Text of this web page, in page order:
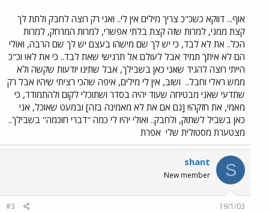
אוף... דווקא כשכ"כ צריך מילים אין לי.. ואני רק רוצה לחבק ולתת לך
קצת ממני, למרות שזה קצת בלתי אפשרי, למרות המרחק, למרות
הכל.. את לא לבד, כי יש לך שם מישהו בעצם יש לך שם הרבה, ואולי
הם לא איתך תמיד אבל לעולם אל תרגישי שאת לבד.. כי את לא! וכ"כ
הייתי רוצה להגיד שאני כאן בשבילך, אבל שתינו יודעות שקשה ולא
ממש ראלי וחבל.. ושוב, אין לי מילים, איפה שהכי רציתי שיהיו אבל רק
שתדעי שאני מבטיחה שעוד יהיה בסדר ושתוכלי לקום ולהתמודד, כי
מאמי, את חזקה!! [גם אם את לא מאמינה בזה] ובמעט שאוכל, אני
כאן בשביל לשתוק, ולחבק.. ואולי יהיו לי כמה "דברי חוכמה" בשבילך..
מצטערת מסטולית שלי אפרת
S
shant
New member
19/1/03
#3